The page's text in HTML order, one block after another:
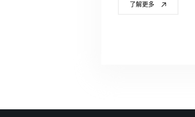
了解更多